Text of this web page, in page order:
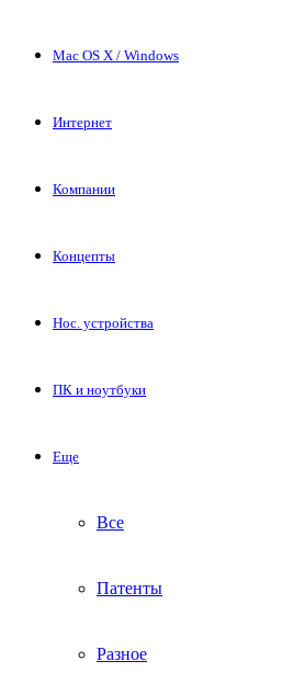
Mac OS X / Windows
Интернет
Компании
Концепты
Нос. устройства
ПК и ноутбуки
Еще
Все
Патенты
Разное